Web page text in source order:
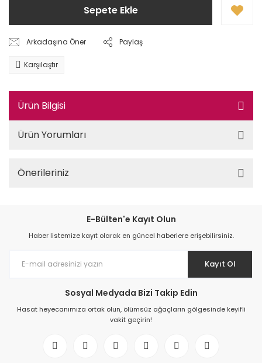
Sepete Ekle
Arkadaşına Öner Paylaş
Karşılaştır
Ürün Bilgisi
Ürün Yorumları
Önerileriniz
E-Bülten'e Kayıt Olun
Haber listemize kayıt olarak en güncel haberlere erişebilirsiniz.
Kayıt Ol
Sosyal Medyada Bizi Takip Edin
Hasat heyecanımıza ortak olun, ölümsüz ağaçların gölgesinde keyifli
vakit geçirin!